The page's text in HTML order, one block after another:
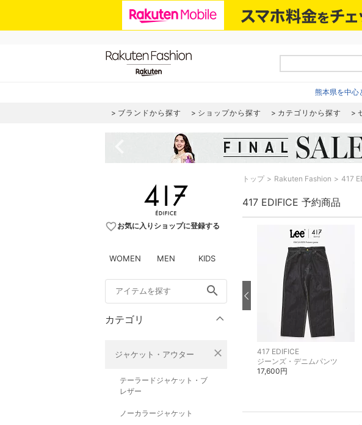
熊本県を中心
ブランドから探す ショップから探す カテゴリから探す
favorite_borderお気に入りショップに登録する
WOMEN MEN KIDS
search
カテゴリ
ジャケット・アウター close
テーラードジャケット・ブ
レザー
ノーカラージャケット
トップ Rakuten Fashion 417
417 EDIFICE 予約商品
417 EDIFICE
Liverpool FC
18,700円
417 EDIFICE
ジーンズ・デニムパンツ
17,600円